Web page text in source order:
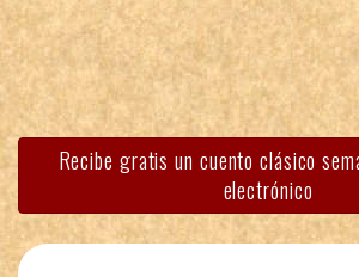
Recibe gratis un cuento clásico
electrónico